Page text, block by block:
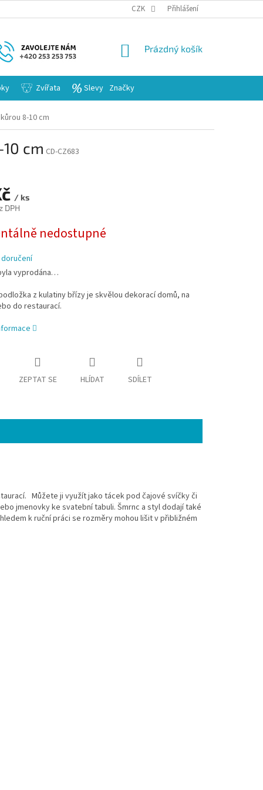
CZK Přihlášení
NÁKUPNÍ
Prázdný košík
Zvířata Slevy Značky
8-10 cm
cm CD-CZ683
/ ks
DPH
nedostupné
vyprodána…
z kulatiny břízy je skvělou dekorací domů, na
do restaurací.
ZEPTAT SE HLÍDAT SDÍLET
Můžete ji využít jako tácek pod čajové svíčky či
jmenovky ke svatební tabuli. Šmrnc a styl dodají také
k ruční práci se rozměry mohou lišit v přibližném